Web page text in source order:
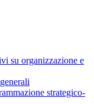
su organizzazione e
strategico-